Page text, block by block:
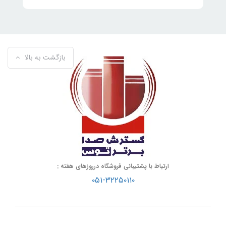
بازگشت به بالا
ارتباط با پشتیبانی فروشگاه درروزهای هفته :
۰۵۱-۳۲۲۵۰۱۱۰